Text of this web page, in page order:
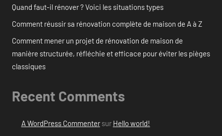
Quand faut-il rénover ? Voici les situations types
Comment réussir sa rénovation complète de maison de A à Z
Comment mener un projet de rénovation de maison de
manière structurée, réfléchie et efficace pour éviter les pièges
classiques
Recent Comments
A WordPress Commentersur Hello world!